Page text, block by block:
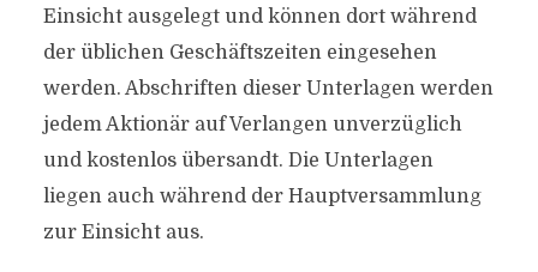
Einsicht ausgelegt und können dort während
der üblichen Geschäftszeiten eingesehen
werden. Abschriften dieser Unterlagen werden
jedem Aktionär auf Verlangen unverzüglich
und kostenlos übersandt. Die Unterlagen
liegen auch während der Hauptversammlung
zur Einsicht aus.